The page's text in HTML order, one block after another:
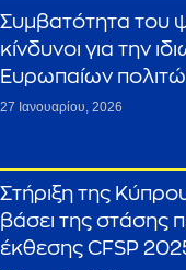
Συμβατότητα του
κίνδυνοι για την
Ευρωπαίων
27 Ιανουαρίου, 2026
Στήριξη της
βάσει της στάσης
έκθεσης CFSP